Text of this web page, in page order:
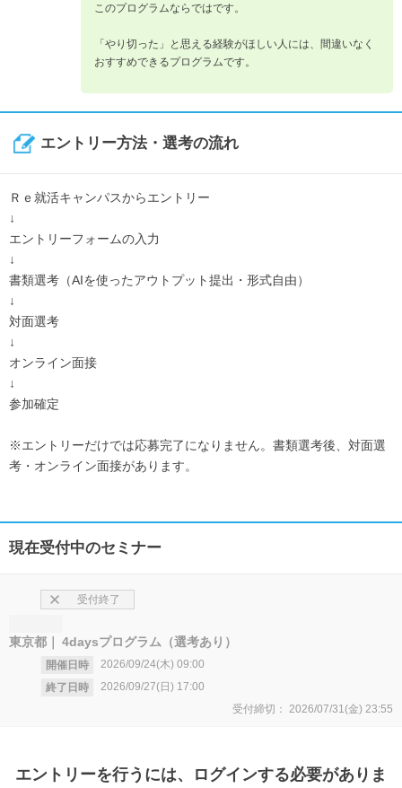
このプログラムならではです。
「やり切った」と思える経験がほしい人には、間違いなく
おすすめできるプログラムです。
エントリー方法・選考の流れ
Ｒｅ就活キャンパスからエントリー
↓
エントリーフォームの入力
↓
書類選考（AIを使ったアウトプット提出・形式自由）
↓
対面選考
↓
オンライン面接
↓
参加確定
※エントリーだけでは応募完了になりません。書類選考後、対面選
考・オンライン面接があります。
現在受付中のセミナー
東京都 4daysプログラム（選考あり）
開催日時 2026/09/24(木) 09:00
終了日時
2026/09/27(日) 17:00
受付終了
受付締切： 2026/07/31(金) 23:55
エントリーを行うには、ログインする必要がありま